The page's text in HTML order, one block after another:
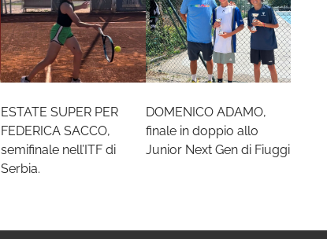
ESTATE SUPER PER
FEDERICA SACCO,
semifinale nell’ITF di
Serbia.
DOMENICO ADAMO,
finale in doppio allo
Junior Next Gen di Fiuggi